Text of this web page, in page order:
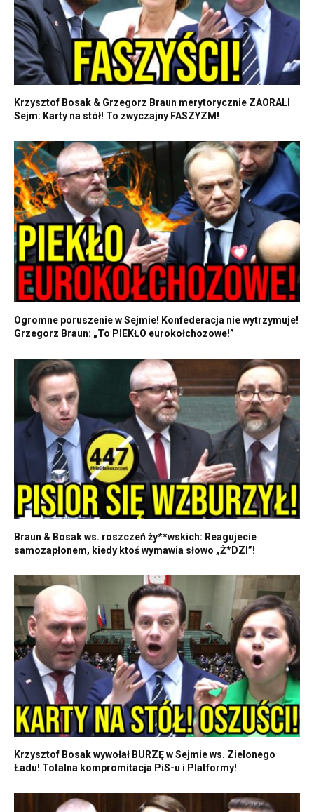
Krzysztof Bosak & Grzegorz Braun merytorycznie ZAORALI
Sejm: Karty na stół! To zwyczajny FASZYZM!
Ogromne poruszenie w Sejmie! Konfederacja nie wytrzymuje!
Grzegorz Braun: „To PIEKŁO eurokołchozowe!”
Braun & Bosak ws. roszczeń ży**wskich: Reagujecie
samozapłonem, kiedy ktoś wymawia słowo „Ż*DZI”!
Krzysztof Bosak wywołał BURZĘ w Sejmie ws. Zielonego
Ładu! Totalna kompromitacja PiS-u i Platformy!